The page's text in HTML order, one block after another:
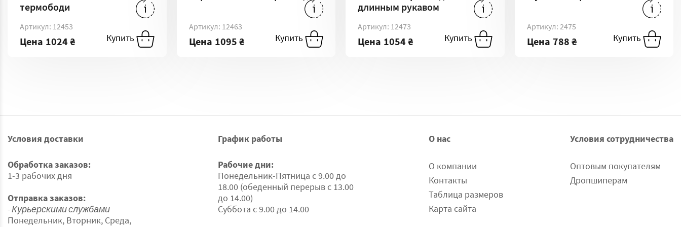
термободи
Артикул: 12453
Цена 1024 ₴ Купить
XL
-
Купить
Артикул: 12463
Цена 1095 ₴ Купить
L
-
1095 ₴
XXL
-
1095 ₴
Купить
длинным рукавом
Артикул: 12473
Цена 1054 ₴ Купить
L
-
1054 ₴
XXL
-
1054 ₴
Купить
Артикул: 2475
Цена 788 ₴ Купить
L
-
788 ₴
XXL
-
788 ₴
Купить
Условия доставки
Обработка заказов:
1-3 рабочих дня
Отправка заказов:
- Курьерскими службами
Понедельник, Вторник, Среда,
График работы
Рабочие дни:
Понедельник-Пятница с 9.00 до
18.00 (обеденный перерыв с 13.00
до 14.00)
Суббота с 9.00 до 14.00
О нас
О компании
Контакты
Таблица размеров
Карта сайта
Условия сотрудничества
Оптовым покупателям
Дропшиперам